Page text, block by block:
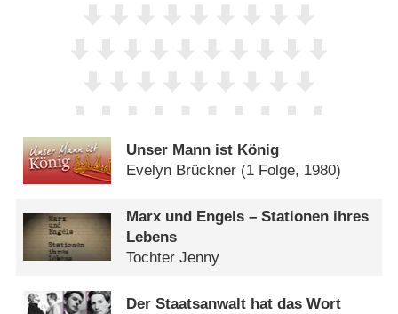
Unser Mann ist König
Evelyn Brückner (1 Folge, 1980)
Marx und Engels – Stationen ihres
Lebens
Tochter Jenny
Der Staatsanwalt hat das Wort